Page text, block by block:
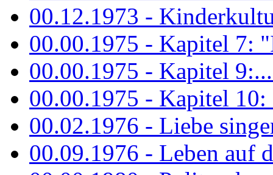
00.12.1973 -
00.00.1975 - Kapitel 7:
00.00.1975 - Kapitel
00.00.1975 - Kapitel
00.02.1976 - Liebe
00.09.1976 - Leben auf